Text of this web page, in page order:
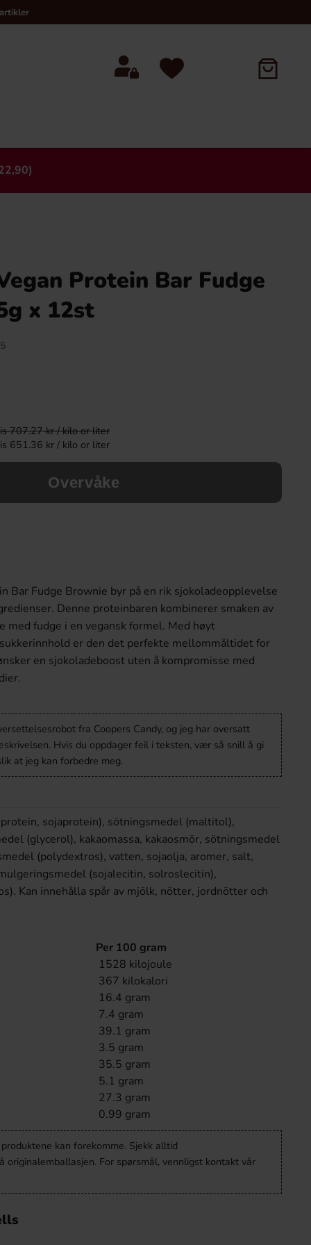
Protein Bar Fudge
x 12st
707.27 kr / kilo or liter
651.36 kr / kilo or liter
Overvåke
Bar Fudge Brownie byr på en rik sjokoladeopplevelse
Denne proteinbaren kombinerer smaken av
med fudge i en vegansk formel. Med høyt
er den det perfekte mellommåltidet for
en sjokoladeboost uten å kompromisse med
fra Coopers Candy, og jeg har oversatt
Hvis du oppdager feil i teksten, vær så snill å gi
at jeg kan forbedre meg.
sojaprotein), sötningsmedel (maltitol),
(glycerol), kakaomassa, kakaosmör, sötningsmedel
(polydextros), vatten, sojaolja, aromer, salt,
(sojalecitin, solroslecitin),
Kan innehålla spår av mjölk, nötter, jordnötter och
Per 100 gram
1528 kilojoule
367 kilokalori
16.4 gram
7.4 gram
39.1 gram
3.5 gram
35.5 gram
5.1 gram
27.3 gram
0.99 gram
kan forekomme. Sjekk alltid
originalemballasjen. For spørsmål, vennligst kontakt vår